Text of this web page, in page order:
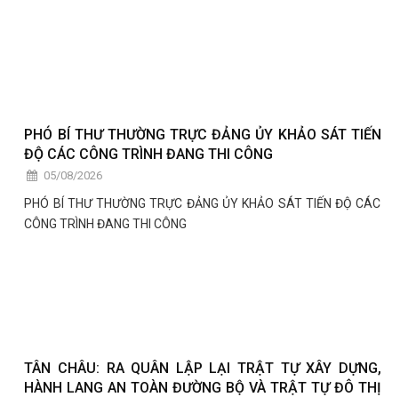
PHÓ BÍ THƯ THƯỜNG TRỰC ĐẢNG ỦY KHẢO SÁT TIẾN
ĐỘ CÁC CÔNG TRÌNH ĐANG THI CÔNG
05/08/2026
PHÓ BÍ THƯ THƯỜNG TRỰC ĐẢNG ỦY KHẢO SÁT TIẾN ĐỘ CÁC
CÔNG TRÌNH ĐANG THI CÔNG
TÂN CHÂU: RA QUÂN LẬP LẠI TRẬT TỰ XÂY DỰNG,
HÀNH LANG AN TOÀN ĐƯỜNG BỘ VÀ TRẬT TỰ ĐÔ THỊ